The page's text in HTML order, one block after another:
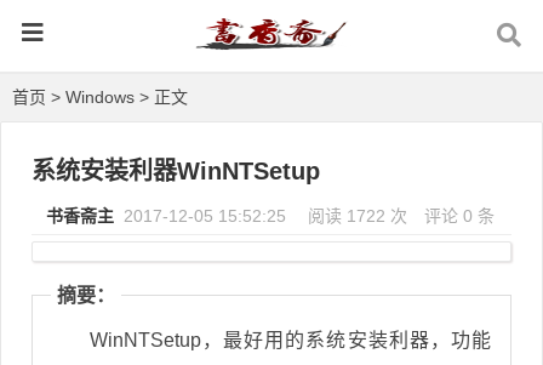
首页 > Windows > 正文
系统安装利器WinNTSetup
书香斋主 2017-12-05 15:52:25 阅读 1722 次 评论 0 条
摘要：
WinNTSetup，最好用的系统安装利器，功能